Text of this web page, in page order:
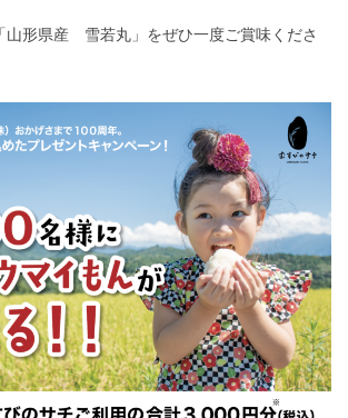
山形県産 雪若丸」をぜひ一度ご賞味くださ